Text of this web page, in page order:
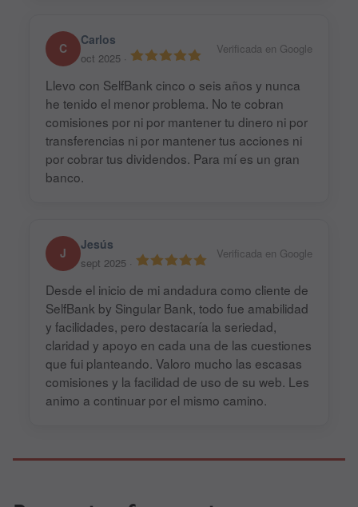
C
Carlos
oct 2025 ·
Verificada en Google
Llevo con SelfBank cinco o seis años y nunca
he tenido el menor problema. No te cobran
comisiones por ni por mantener tu dinero ni por
transferencias ni por mantener tus acciones ni
por cobrar tus dividendos. Para mí es un gran
banco.
J
Jesús
sept 2025 ·
Verificada en Google
Desde el inicio de mi andadura como cliente de
SelfBank by Singular Bank, todo fue amabilidad
y facilidades, pero destacaría la seriedad,
claridad y apoyo en cada una de las cuestiones
que fui planteando. Valoro mucho las escasas
comisiones y la facilidad de uso de su web. Les
animo a continuar por el mismo camino.